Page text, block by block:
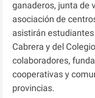
ganaderos, junta de
asociación de
asistirán
Cabrera y del
colaboradores,
cooperativas y
provincias.